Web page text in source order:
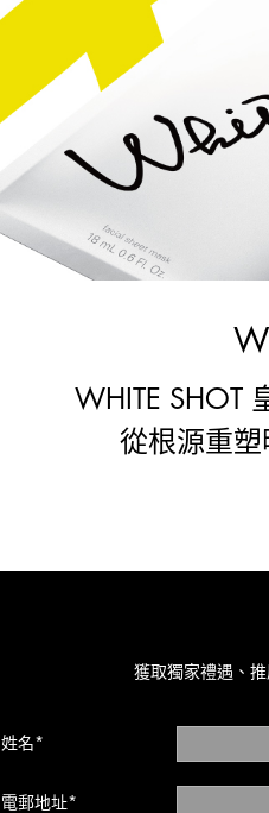
WHITE SHOT
從根源重塑
獲取獨家禮遇、推
姓名*
電郵地址*